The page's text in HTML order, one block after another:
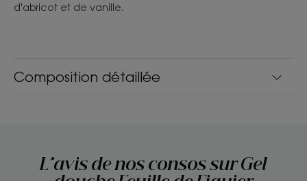
Composition détaillée
d'abricot et de vanille.
L'avis de nos consos sur Gel